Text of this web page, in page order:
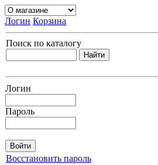
Логин Корзина
Поиск по каталогу
Логин
Пароль
Восстановить пароль